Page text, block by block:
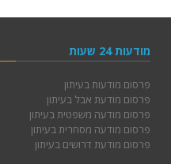
מודעות 24 שעות
פרסום מודעות בעיתון
פרסום מודעת אבל בעיתון
פרסום מודעה משפטית בעיתון
פרסום מודעה מסחרית בעיתון
פרסום מודעת דרושים בעיתון